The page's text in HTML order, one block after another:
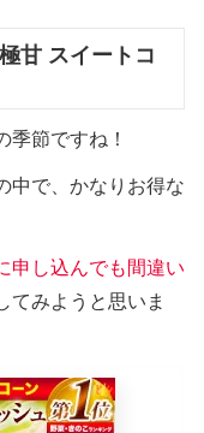
甘 スイートコ
季節ですね！
中で、かなりお得な
申し込んでも間違い
てみようと思いま